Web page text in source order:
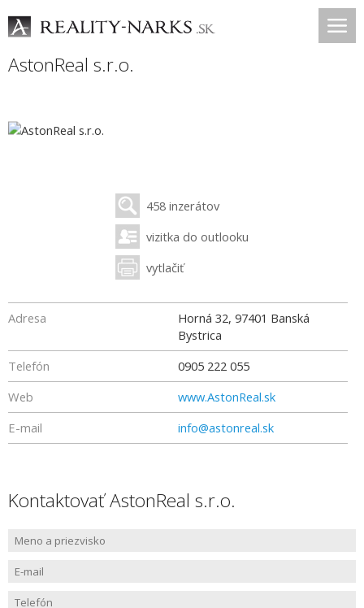
AstonReal s.r.o.
458 inzerátov
vizitka do outlooku
vytlačiť
Adresa Horná 32, 97401 Banská
Bystrica
Telefón
0905 222 055
Web
www.AstonReal.sk
E-mail
info@astonreal.sk
Kontaktovať AstonReal s.r.o.